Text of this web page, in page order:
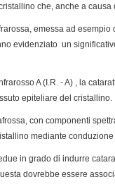
che, anche a
emessa ad
evidenziato un
A (I.R. - A) , la
epiteliare del cristallino.
con componenti
mediante
in grado di indurre
dovrebbe essere